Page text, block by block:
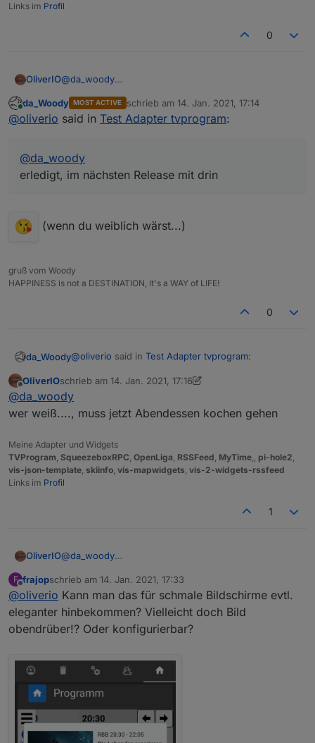
Links im Profil
0
OliverIO@da_woody
Online
da_Woody MOST ACTIVE schrieb am 14. Jan. 2021, 17:14
zuletzt editiert von
@oliverio said in Test Adapter tvprogram:
@da_woody
erledigt, im nächsten Release mit drin
(wenn du weiblich wärst...)
gruß vom Woody
HAPPINESS is not a DESTINATION, it's a WAY of LIFE!
0
da_Woody@oliverio said in Test Adapter tvprogram:
erledigt, im nächsten Release mit drin
(wenn du weiblich wärst...)
Offline
OliverIOschrieb am 14. Jan. 2021, 17:16
zuletzt editiert von OliverIO
@da_woody
wer weiß...., muss jetzt Abendessen kochen gehen
Meine Adapter und Widgets
TVProgram, SqueezeboxRPC, OpenLiga, RSSFeed, MyTime,, pi-hole2,
vis-json-template, skiinfo, vis-mapwidgets, vis-2-widgets-rssfeed
Links im Profil
1
OliverIO@da_woody
F
Offline
frajopschrieb am 14. Jan. 2021, 17:33
zuletzt editiert von
@oliverio Kann man das für schmale Bildschirme evtl.
eleganter hinbekommen? Vielleicht doch Bild
obendrüber!? Oder konfigurierbar?